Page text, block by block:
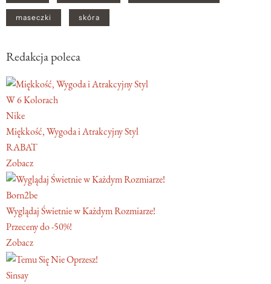
maseczki skóra
Redakcja poleca
W 6 Kolorach
Nike
Miękkość, Wygoda i Atrakcyjny Styl
RABAT
Zobacz
Born2be
Wyglądaj Świetnie w Każdym Rozmiarze!
Przeceny do -50%!
Zobacz
Sinsay